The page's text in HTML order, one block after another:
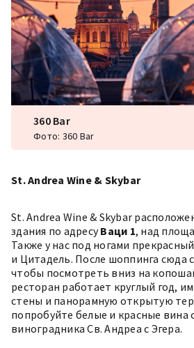
360 Bar
Фото: 360 Bar
St. Andrea Wine & Skybar
St. Andrea Wine & Skybar
здания по адресуВаци 1, над
Также у нас под ногами
и Цитадель. После шоппинга сюда
чтобы посмотреть вниз на
ресторан работает круглый год,
стены и панорамную открытую
попробуйте белые и красные вина
виноградника Св. Андреа с Эгера.